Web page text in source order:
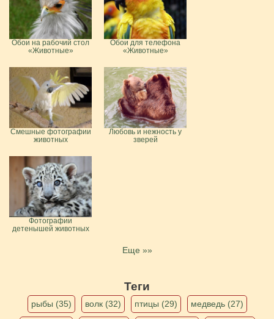
Обои на рабочий стол
«Животные»
Обои для телефона
«Животные»
Смешные фотографии
животных
Любовь и нежность у
зверей
Фотографии
детенышей животных
Еще »»
Теги
рыбы (35) волк (32) птицы (29) медведь (27)